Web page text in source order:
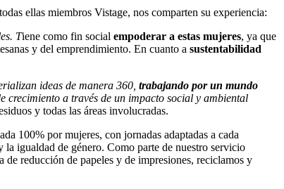
ellas miembros Vistage, nos comparten su experiencia:
Tiene como fin social empoderar a estas mujeres, ya que
y del emprendimiento. En cuanto a sustentabilidad
ideas de manera 360, trabajando por un mundo
crecimiento a través de un impacto social y ambiental
y todas las áreas involucradas.
100% por mujeres, con jornadas adaptadas a cada
la igualdad de género. Como parte de nuestro servicio
de reducción de papeles y de impresiones, reciclamos y